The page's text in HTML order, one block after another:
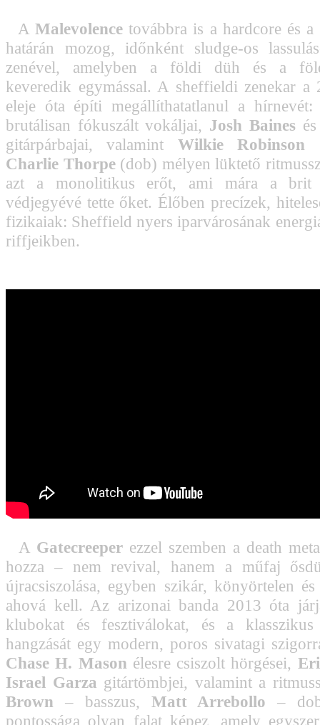
A Malevolencetovábbra is a hardcore és a
határán mozog, időnként sludge-os
zenével, amelyben a földi düh és a
keveredik egymással. A sheffieldi zenekar a
eleje óta építi megállíthatatlanul a hírnevét:
brutálisan fókuszált vokáljai, Josh Baines
gitárpárbajai, valamint Wilkie Robinson
Charlie Thorpe(dob) mélyen lüktető
azt a monolitikus erőt, ami mára a brit
védjegyévé tette őket. Élőben precízek,
fizikaiak: Sheffield nyers iparvárosának
riffjeikben.
A Gatecreeper ezzel szemben a death
hozza – nem revival, hanem a műfaj
újracsiszolása, egyben szikár, könyörtelen
ahová kell. Az arizonai banda 2013 óta
klubokat és fesztiválokat, és a
hangzását egy modern, poros sivatagi
Chase H. Mason élesre csiszolt hörgései,
Israel Garza gitártömbjei, valamint a
Brown – basszus, Matt Arrebollo –
pontossága olyan falat képez, amely